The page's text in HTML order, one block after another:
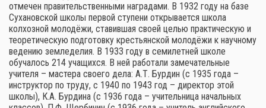
отмечен правительственными наградами. В 1932 году на базе
Сухановской школы первой ступени открывается школа
колхозной молодёжи, ставившая своей целью практическую и
теоретическую подготовку крестьянской молодёжи к научному
ведению земледелия. В 1933 году в семилетней школе
обучалось 214 учащихся. В ней работали замечательные
учителя – мастера своего дела: А.Т. Бурдин (с 1935 года –
инструктор по труду, с 1940 по 1943 год – директор этой
школы), К.А. Бурдина (с 1936 года – учительница начальных